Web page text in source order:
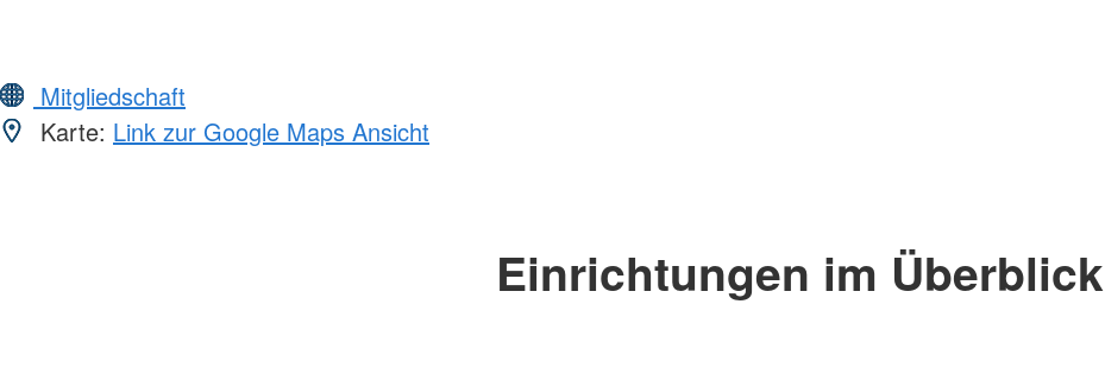
Mitgliedschaft
Karte: Link zur Google Maps Ansicht
Einrichtungen im Überblick